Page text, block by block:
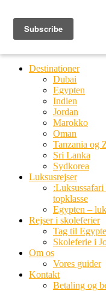
Ring til os
20 66 03 08
Destinationer
Dubai
Egypten
Indien
Jordan
Marokko
Oman
Tanzania og
Sri Lanka
Sydkorea
Luksusrejser
topklasse
Egypten –
Rejser i skoleferier
Tag til
Skoleferie i
Om os
Vores guider
Kontakt
Betaling og